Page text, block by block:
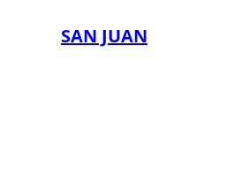
SAN JUAN